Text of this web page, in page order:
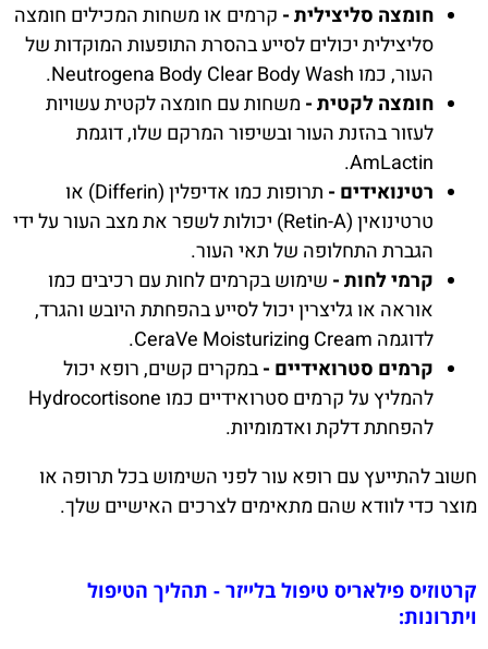
חומצה סליצילית - קרמים או משחות המכילים חומצה
סליצילית יכולים לסייע בהסרת התופעות המוקדות של
העור, כמו Neutrogena Body Clear Body Wash.
חומצה לקטית - משחות עם חומצה לקטית עשויות
לעזור בהזנת העור ובשיפור המרקם שלו, דוגמת
AmLactin.
רטינואידים -
תרופות כמו אדיפלין (Differin) או
טרטינואין (Retin-A) יכולות לשפר את מצב העור על ידי
הגברת התחלופה של תאי העור.
קרמי לחות - שימוש בקרמים לחות עם רכיבים כמו
אוראה או גליצרין יכול לסייע בהפחתת היובש והגרד,
לדוגמה CeraVe Moisturizing Cream.
קרמים סטרואידיים -במקרים קשים, רופא יכול
להמליץ על קרמים סטרואידיים כמו Hydrocortisone
להפחתת דלקת ואדמומיות.
חשוב להתייעץ עם רופא עור לפני השימוש בכל תרופה או
מוצר כדי לוודא שהם מתאימים לצרכים האישיים שלך.
קרטוזיס פילאריס טיפול בלייזר - תהליך הטיפול
ויתרונות: